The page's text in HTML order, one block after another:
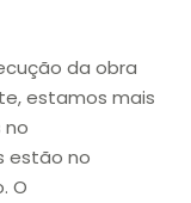
da obra
estamos mais
no
estão no
O